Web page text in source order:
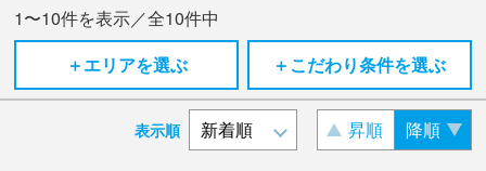
1〜10件を表示／全10件中
＋エリアを選ぶ
＋こだわり条件を選ぶ
表示順 昇順 降順